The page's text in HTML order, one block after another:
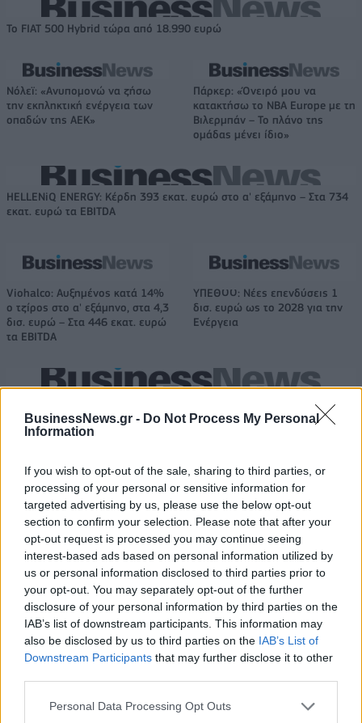
BusinessNews.gr - Do Not Process My Personal
Information
If you wish to opt-out of the sale, sharing to third parties, or
processing of your personal or sensitive information for
targeted advertising by us, please use the below opt-out
section to confirm your selection. Please note that after your
opt-out request is processed you may continue seeing
interest-based ads based on personal information utilized by
us or personal information disclosed to third parties prior to
your opt-out. You may separately opt-out of the further
disclosure of your personal information by third parties on the
IAB’s list of downstream participants. This information may
also be disclosed by us to third parties on the IAB’s List of
Downstream Participants that may further disclose it to other
Personal Data Processing Opt Outs
Το FIAT 500 Hybrid τώρα από 18.990 ευρώ
Νόλεϊ: «Ανυπομονώ να ζήσω
την εκπληκτική ενέργεια των
οπαδών της ΑΕΚ»
Πάρκερ: «Όνειρό μου να
κατακτήσω το ΝΒΑ Europe με τη
Βιλερμπάν – Το πλάνο της
ομάδας μένει ίδιο»
HELLENiQ ENERGY: Κέρδη 393 εκατ. ευρώ στο α' εξάμηνο – Στα 734
εκατ. ευρώ τα EBITDA
Viohalco: Αυξημένος κατά 14%
ο τζίρος στο α' εξάμηνο, στα 4,3
δισ. ευρώ – Στα 446 εκατ. ευρώ
τα EBITDA
ΥΠΕΘΟΟ: Νέες επενδύσεις 1
δισ. ευρώ ως το 2028 για την
Ενέργεια
αναδιάρθρωσης
ΟΤΕ στη διεθνή σειρά δεικτών
FTSE4Good
Alpha Bank: Για πρώτη φορά το Αρχαίο Θέατρο Επιδαύρου άνοιξε τις
πύλες του σε όλους
ESG Report 2025: Πώς η ΑΒ Βασιλόπουλος μετατρέπει τη
βιωσιμότητα σε καθημερινή πράξη